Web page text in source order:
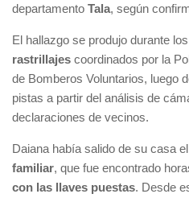
departamento Tala, según
El hallazgo se produjo durante los
rastrillajes coordinados por la
de Bomberos Voluntarios, luego
pistas a partir del análisis de
declaraciones de vecinos.
Daiana había salido de su casa
familiar, que fue encontrado
con las llaves puestas. Desde